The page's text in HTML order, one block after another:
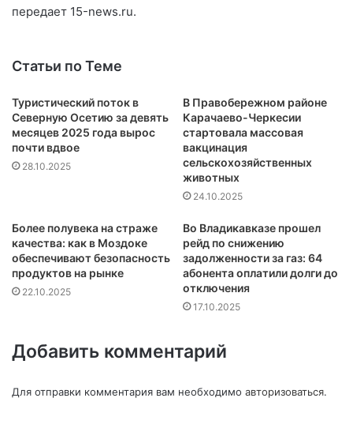
передает 15-news.ru.
Статьи по Теме
Туристический поток в
Северную Осетию за девять
месяцев 2025 года вырос
почти вдвое
28.10.2025
В Правобережном районе
Карачаево-Черкесии
стартовала массовая
вакцинация
сельскохозяйственных
животных
24.10.2025
Более полувека на страже
качества: как в Моздоке
обеспечивают безопасность
продуктов на рынке
22.10.2025
Во Владикавказе прошел
рейд по снижению
задолженности за газ: 64
абонента оплатили долги до
отключения
17.10.2025
Добавить комментарий
Для отправки комментария вам необходимо авторизоваться.